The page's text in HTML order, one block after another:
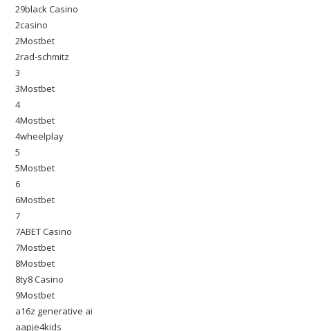
29black Casino
2casino
2Mostbet
2rad-schmitz
3
3Mostbet
4
4Mostbet
4wheelplay
5
5Mostbet
6
6Mostbet
7
7ABET Casino
7Mostbet
8Mostbet
8ty8 Casino
9Mostbet
a16z generative ai
aapje4kids